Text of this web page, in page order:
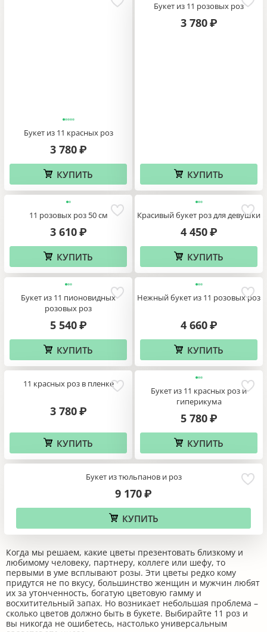
Букет из 11 красных роз
3 780 ₽
КУПИТЬ
Букет из 11 розовых роз
3 780 ₽
КУПИТЬ
11 розовых роз 50 см
3 610 ₽
КУПИТЬ
Красивый букет роз для девушки
4 450 ₽
КУПИТЬ
Букет из 11 пионовидных
розовых роз
5 540 ₽
КУПИТЬ
Нежный букет из 11 розовых роз
4 660 ₽
КУПИТЬ
11 красных роз в пленке
3 780 ₽
КУПИТЬ
Букет из 11 красных роз и
гиперикума
5 780 ₽
КУПИТЬ
Букет из тюльпанов и роз
9 170₽
КУПИТЬ
Когда мы решаем, какие цветы презентовать близкому и
любимому человеку, партнеру, коллеге или шефу, то
первыми в уме всплывают розы. Эти цветы редко кому
придутся не по вкусу, большинство женщин и мужчин любят
их за утонченность, богатую цветовую гамму и
восхитительный запах. Но возникает небольшая проблема –
сколько цветов должно быть в букете. Выбирайте 11 роз и
вы никогда не ошибетесь, настолько универсальным